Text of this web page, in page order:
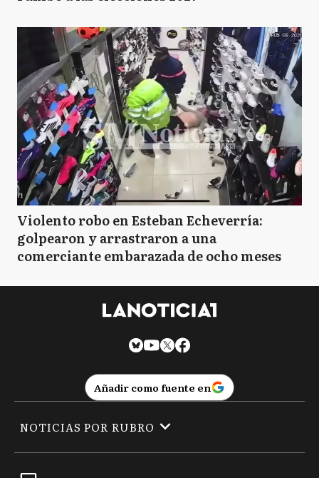
Violento robo en Esteban Echeverría:
golpearon y arrastraron a una
comerciante embarazada de ocho meses
Añadir como fuente en
NOTICIAS POR RUBRO